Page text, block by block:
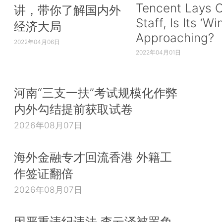
讲，带你了解国内外
经济大局
2022年04月06日
Tencent Lays
Staff, Is Its
Approaching?
2022年04月01日
河南“三支一扶”考试规模化作弊
内外勾结提前获取试卷
2026年08月07日
海外金融专才回流香港 外籍工
作签证翻倍
2026年08月07日